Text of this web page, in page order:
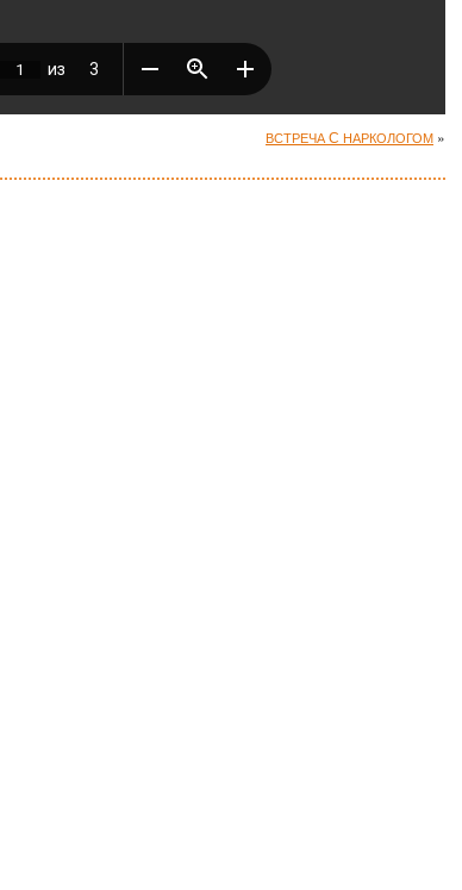
ВСТРЕЧА С НАРКОЛОГОМ »